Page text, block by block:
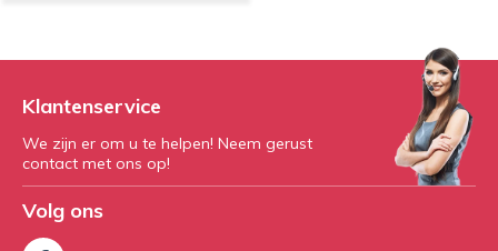
Klantenservice
We zijn er om u te helpen! Neem gerust
contact met ons op!
Volg ons